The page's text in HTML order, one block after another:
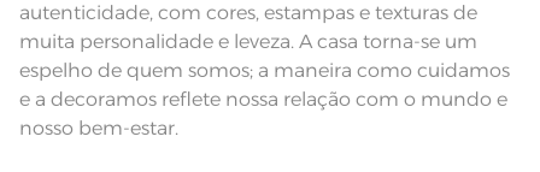
autenticidade, com cores, estampas e texturas de
muita personalidade e leveza. A casa torna-se um
espelho de quem somos; a maneira como cuidamos
e a decoramos reflete nossa relação com o mundo e
nosso bem-estar.